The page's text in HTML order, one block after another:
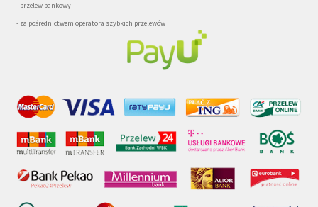
- przelew bankowy
- za pośrednictwem operatora szybkich przelewów